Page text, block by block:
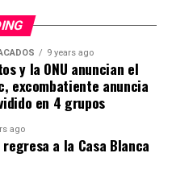
9 years ago
y la ONU anuncian el
excombatiente anuncia
en 4 grupos
ago
regresa a la Casa Blanca